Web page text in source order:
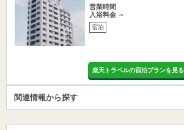
営業時間
入浴料金 ～
宿泊
楽天トラベルの宿泊プランを見る
関連情報から探す